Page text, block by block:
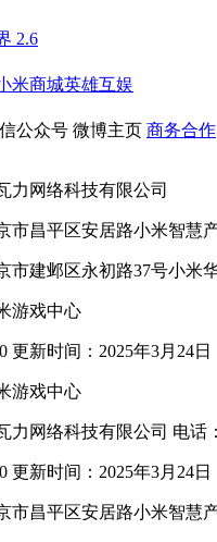
2.6
米商城英雄互娱
公众号 微博主页 商务合作
力网络科技有限公司
市昌平区安居路小米智慧
市建邺区永初路37号小米
游戏中心
更新时间：2025年3月24日
游戏中心
力网络科技有限公司 电话
更新时间：2025年3月24日
市昌平区安居路小米智慧